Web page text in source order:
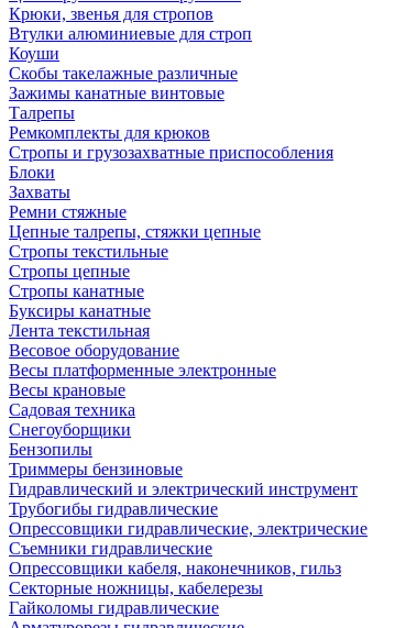
Крюки, звенья для стропов
Втулки алюминиевые для строп
Коуши
Скобы такелажные различные
Зажимы канатные винтовые
Талрепы
Ремкомплекты для крюков
Стропы и грузозахватные приспособления
Блоки
Захваты
Ремни стяжные
Цепные талрепы, стяжки цепные
Стропы текстильные
Стропы цепные
Стропы канатные
Буксиры канатные
Лента текстильная
Весовое оборудование
Весы платформенные электронные
Весы крановые
Садовая техника
Снегоуборщики
Бензопилы
Триммеры бензиновые
Гидравлический и электрический инструмент
Трубогибы гидравлические
Опрессовщики гидравлические, электрические
Съемники гидравлические
Опрессовщики кабеля, наконечников, гильз
Секторные ножницы, кабелерезы
Гайколомы гидравлические